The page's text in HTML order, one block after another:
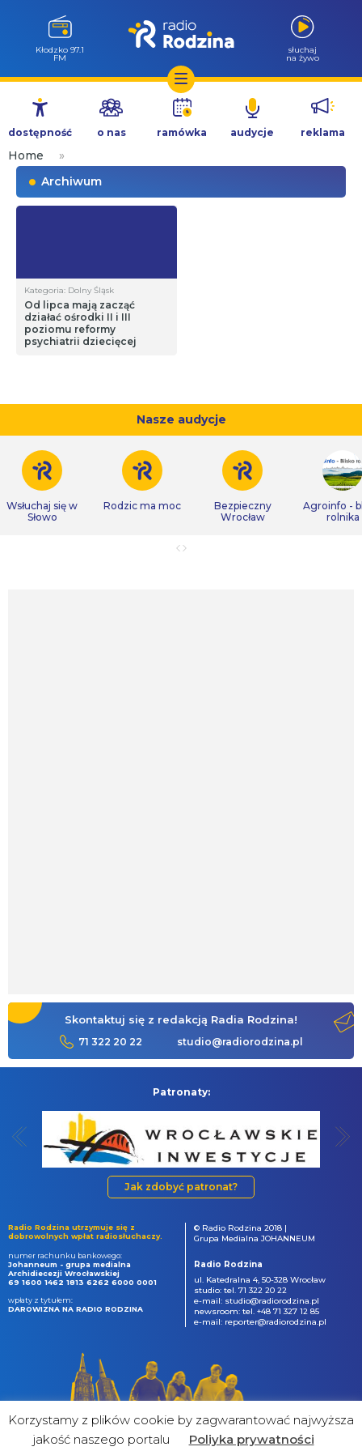
Przejdź
treści
Kłodzko 97.1
FM
słuchaj
na żywo
dostępność o nas ramówka audycje reklama
Home
»
Archiwum
Kategoria: Dolny Śląsk
Od lipca mają zacząć
działać ośrodki II i III
poziomu reformy
psychiatrii dziecięcej
Nasze audycje
Wsłuchaj się w
Słowo
Rodzic ma moc
Bezpieczny
Wrocław
Agroinfo -
rolnika
Skontaktuj się z redakcją Radia Rodzina!
71 322 20 22 studio@radiorodzina.pl
Patronaty:
Jak zdobyć patronat?
Radio Rodzina utrzymuje się z
dobrowolnych wpłat radiosłuchaczy.
numer rachunku bankowego:
Johanneum - grupa medialna
Archidiecezji Wrocławskiej
69 1600 1462 1813 6262 6000 0001
wpłaty z tytułem:
DAROWIZNA NA RADIO RODZINA
© Radio Rodzina 2018 |
Grupa Medialna JOHANNEUM
Radio Rodzina
ul. Katedralna 4, 50-328 Wrocław
studio: tel. 71 322 20 22
e-mail: studio@radiorodzina.pl
newsroom: tel. +48 71 327 12 85
e-mail: reporter@radiorodzina.pl
Korzystamy z plików cookie by zagwarantować najwyższa
jakość naszego portalu
Poliyka prywatności